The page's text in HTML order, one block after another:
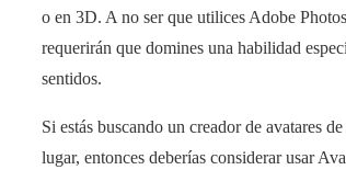
o en 3D. A no ser que utilices Adobe
requerirán que domines una habilidad
sentidos.
Si estás buscando un creador de avatares
lugar, entonces deberías considerar usar